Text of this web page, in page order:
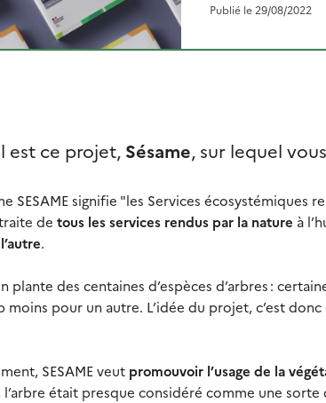
Publié le 29/08/2022
est ce projet, Sésame, sur lequel
SESAME signifie "les Services écosystémiques
de tous les services rendus par la nature à
.
plante des centaines d’espèces d’arbres :
moins pour un autre. L’idée du projet, c’est donc
SESAME veut promouvoir l’usage de la
l’arbre était presque considéré comme une